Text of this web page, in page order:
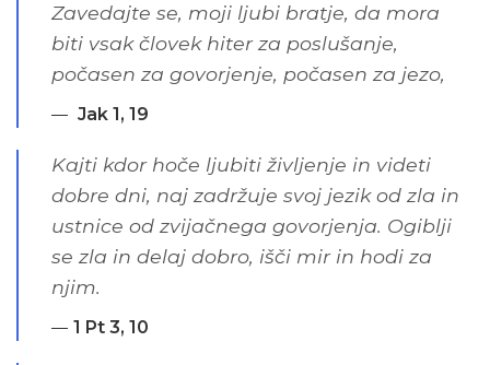
Zavedajte se, moji ljubi bratje, da mora
biti vsak človek hiter za poslušanje,
počasen za govorjenje, počasen za jezo,
Jak 1, 19
Kajti kdor hoče ljubiti življenje in videti
dobre dni, naj zadržuje svoj jezik od zla in
ustnice od zvijačnega govorjenja. Ogiblji
se zla in delaj dobro, išči mir in hodi za
njim.
1 Pt 3, 10